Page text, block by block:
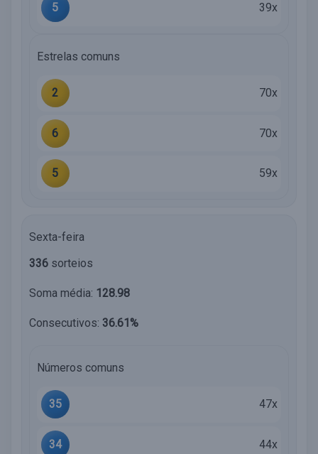
5 39x
Estrelas comuns
2 70x
6 70x
5 59x
Sexta-feira
336 sorteios
Soma média: 128.98
Consecutivos: 36.61%
Números comuns
35 47x
34 44x